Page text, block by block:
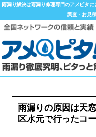
雨漏り解決は雨漏り修理専門のアメピタ
調査・お見
雨漏りの原因は天
区水元で行ったコ